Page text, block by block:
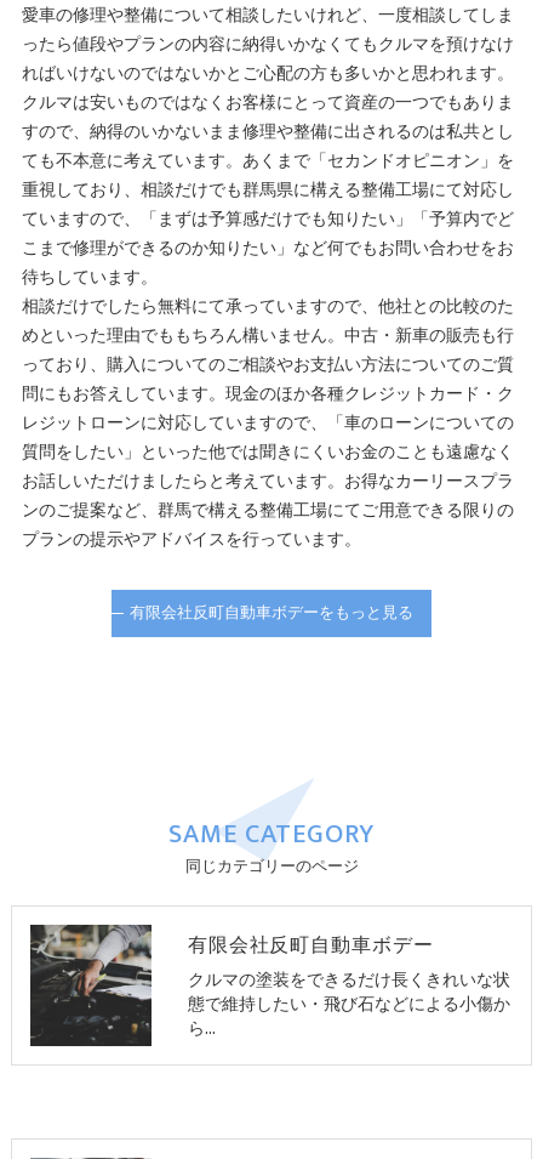
愛車の修理や整備について相談したいけれど、一度相談してしま
ったら値段やプランの内容に納得いかなくてもクルマを預けなけ
ればいけないのではないかとご心配の方も多いかと思われます。
クルマは安いものではなくお客様にとって資産の一つでもありま
すので、納得のいかないまま修理や整備に出されるのは私共とし
ても不本意に考えています。あくまで「セカンドオピニオン」を
重視しており、相談だけでも群馬県に構える整備工場にて対応し
ていますので、「まずは予算感だけでも知りたい」「予算内でど
こまで修理ができるのか知りたい」など何でもお問い合わせをお
待ちしています。
相談だけでしたら無料にて承っていますので、他社との比較のた
めといった理由でももちろん構いません。中古・新車の販売も行
っており、購入についてのご相談やお支払い方法についてのご質
問にもお答えしています。現金のほか各種クレジットカード・ク
レジットローンに対応していますので、「車のローンについての
質問をしたい」といった他では聞きにくいお金のことも遠慮なく
お話しいただけましたらと考えています。お得なカーリースプラ
ンのご提案など、群馬で構える整備工場にてご用意できる限りの
プランの提示やアドバイスを行っています。
有限会社反町自動車ボデーをもっと見る
同じカテゴリーのページ
SAME CATEGORY
有限会社反町自動車ボデー
クルマの塗装をできるだけ長くきれいな状
態で維持したい・飛び石などによる小傷か
ら…